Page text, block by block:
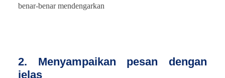
benar-benar mendengarkan
2. Menyampaikan pesan dengan
jelas